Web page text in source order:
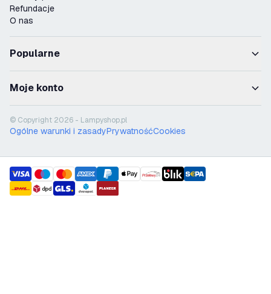
Refundacje
O nas
Popularne
Moje konto
© Copyright 2026 - Lampyshop.pl
Ogólne warunki i zasadyPrywatnośćCookies
payment methods
shipment methods